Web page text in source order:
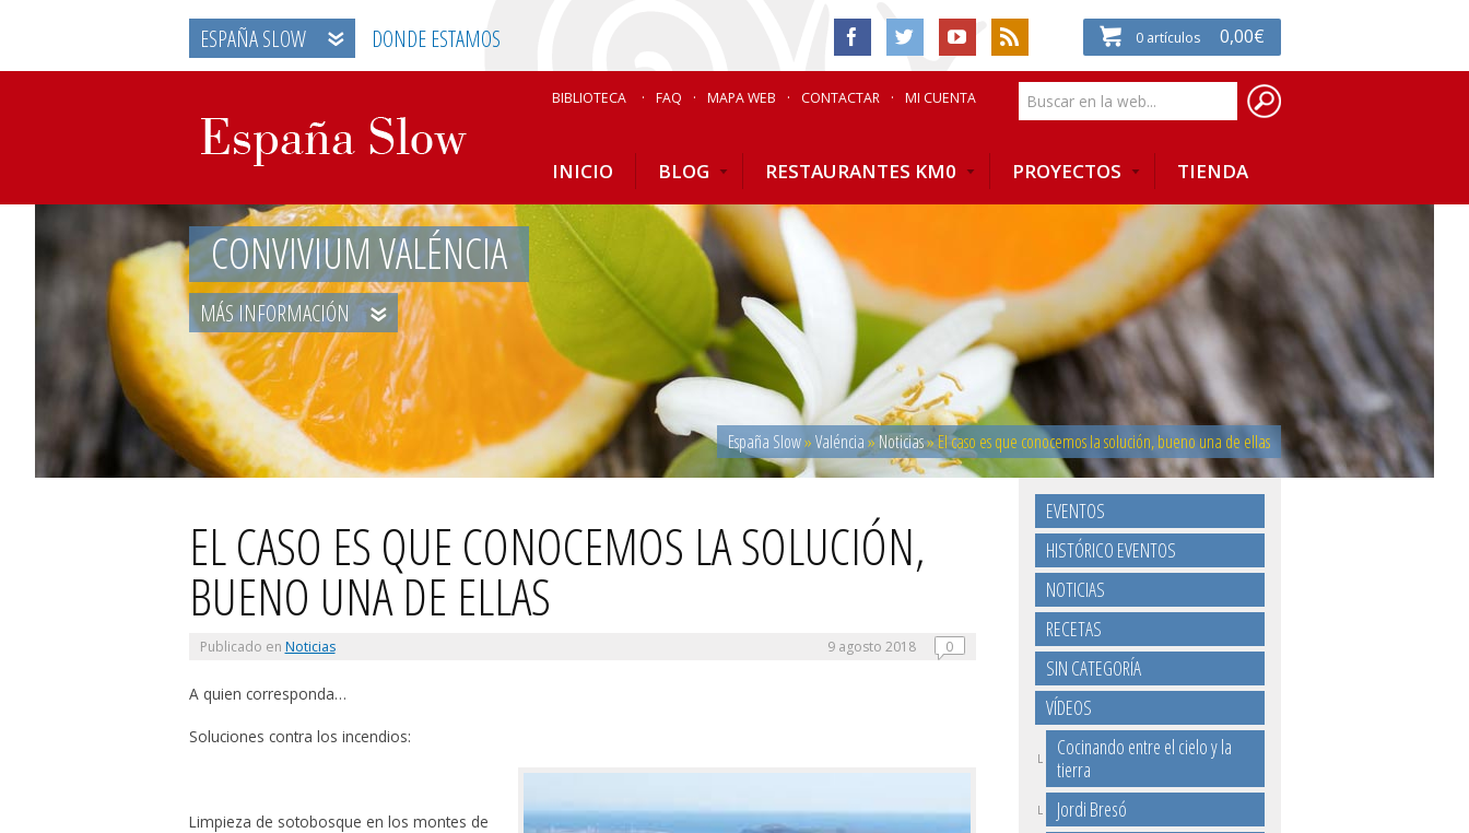
ESPAÑA SLOW DONDE ESTAMOS 0 artículos 0,00€
BIBLIOTECA FAQ MAPA WEB CONTACTAR MI CUENTA
INICIO BLOG RESTAURANTES KM0 PROYECTOS TIENDA
CONVIVIUM VALÉNCIA
MÁS INFORMACIÓN
España Slow»Valéncia»Noticias»El caso es que conocemos la solución, bueno una de ellas
EL CASO ES QUE CONOCEMOS LA SOLUCIÓN,
BUENO UNA DE ELLAS
Publicado en Noticias 9 agosto 2018 0
A quien corresponda…
Soluciones contra los incendios:
Limpieza de sotobosque en los montes de
EVENTOS
HISTÓRICO EVENTOS
NOTICIAS
RECETAS
SIN CATEGORÍA
VÍDEOS
Cocinando entre el cielo y la
tierra
Jordi Bresó